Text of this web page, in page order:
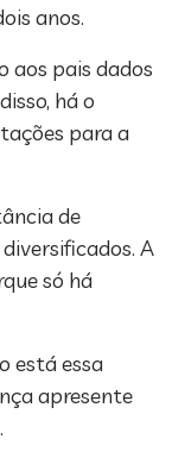
anos.
aos pais dados
há o
para a
de
A
só há
está essa
apresente